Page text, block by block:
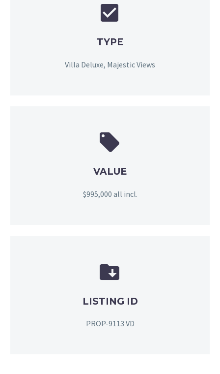


TYPE
Villa Deluxe, Majestic Views


VALUE
$995,000 all incl.


LISTING ID
PROP-9113 VD